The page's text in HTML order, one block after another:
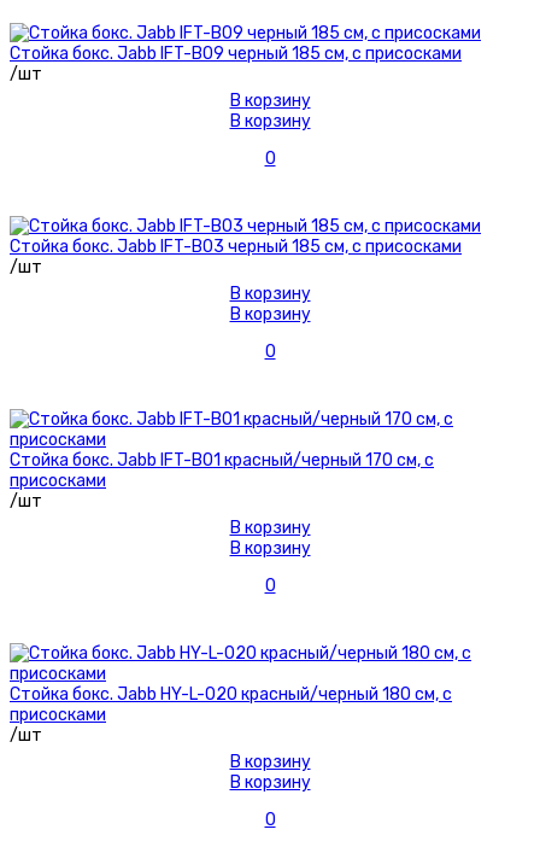
Стойка бокс. Jabb IFT-B09 черный 185 см, с присосками
/шт
В корзину
В корзину
0
Стойка бокс. Jabb IFT-B03 черный 185 см, с присосками
/шт
В корзину
В корзину
0
Стойка бокс. Jabb IFT-B01 красный/черный 170 см, с
присосками
/шт
В корзину
В корзину
0
Стойка бокс. Jabb HY-L-020 красный/черный 180 см, с
присосками
/шт
В корзину
В корзину
0